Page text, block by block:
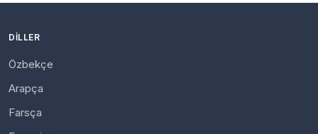
DILLER
Özbekçe
Arapça
Farsça